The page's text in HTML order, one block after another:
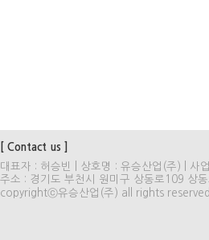
[ Contact us ]
대표자 : 허승빈 | 상호명 : 유승산업(주) | 사
주소 : 경기도 부천시 원미구 상동로109
copyrightⓒ유승산업(주) all rights reserved.